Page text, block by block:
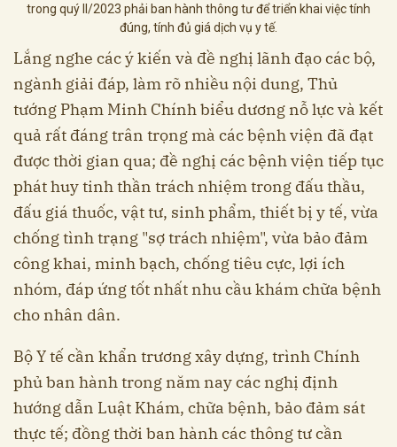
trong quý II/2023 phải ban hành thông tư để triển khai việc tính
đúng, tính đủ giá dịch vụ y tế.
Lắng nghe các ý kiến và đề nghị lãnh đạo các bộ,
ngành giải đáp, làm rõ nhiều nội dung, Thủ
tướng Phạm Minh Chính biểu dương nỗ lực và kết
quả rất đáng trân trọng mà các bệnh viện đã đạt
được thời gian qua; đề nghị các bệnh viện tiếp tục
phát huy tinh thần trách nhiệm trong đấu thầu,
đấu giá thuốc, vật tư, sinh phẩm, thiết bị y tế, vừa
chống tình trạng "sợ trách nhiệm", vừa bảo đảm
công khai, minh bạch, chống tiêu cực, lợi ích
nhóm, đáp ứng tốt nhất nhu cầu khám chữa bệnh
cho nhân dân.
Bộ Y tế cần khẩn trương xây dựng, trình Chính
phủ ban hành trong năm nay các nghị định
hướng dẫn Luật Khám, chữa bệnh, bảo đảm sát
thực tế; đồng thời ban hành các thông tư cần